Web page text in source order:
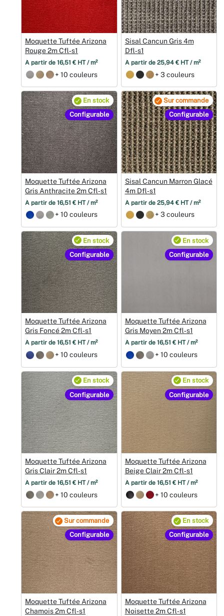
Moquette Tuftée Arizona
Rouge 2m Cfl‑s1
À partir de 16,51 € HT / m²
+ 10 couleurs
Sisal Cancun Gris 4m
Dfl‑s1
À partir de 25,94 € HT / m²
+ 3 couleurs
Configurable
En stock
Moquette Tuftée Arizona
Gris Anthracite 2m Cfl‑s1
À partir de 16,51 € HT / m²
+ 10 couleurs
Configurable
Sur commande
Sisal Cancun Marron Glacé
4m Dfl‑s1
À partir de 25,94 € HT / m²
+ 3 couleurs
Configurable
En stock
Moquette Tuftée Arizona
Gris Foncé 2m Cfl‑s1
À partir de 16,51 € HT / m²
+ 10 couleurs
Configurable
En stock
Moquette Tuftée Arizona
Gris Moyen 2m Cfl‑s1
À partir de 16,51 € HT / m²
+ 10 couleurs
Configurable
En stock
Moquette Tuftée Arizona
Gris Clair 2m Cfl‑s1
À partir de 16,51 € HT / m²
+ 10 couleurs
Configurable
En stock
Moquette Tuftée Arizona
Beige Clair 2m Cfl‑s1
À partir de 16,51 € HT / m²
+ 10 couleurs
Configurable
Sur commande
Moquette Tuftée Arizona
Chamois 2m Cfl‑s1
Configurable
En stock
Moquette Tuftée Arizona
Noisette 2m Cfl‑s1